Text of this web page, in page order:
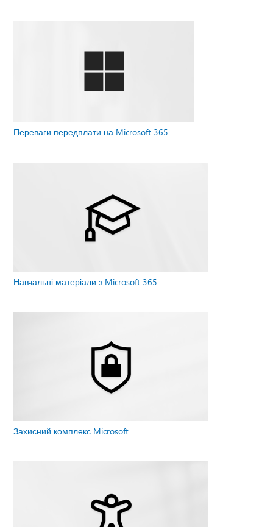
Переваги передплати на Microsoft 365
Навчальні матеріали з Microsoft 365
Захисний комплекс Microsoft